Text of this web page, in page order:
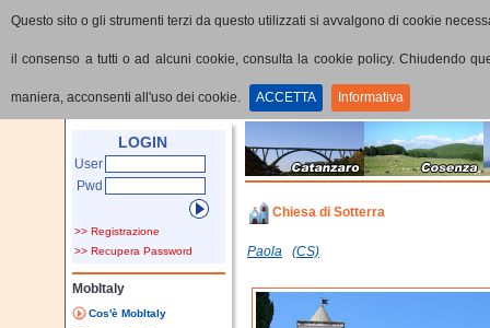
Questo sito o gli strumenti terzi da questo utilizzati si avvalgono di cookie
il consenso a tutti o ad alcuni cookie, consulta la cookie policy. Chiudendo
maniera, acconsenti all'uso dei cookie. ACCETTA Informativa
Dettaglio PoI
LOGIN
User
Pwd
>> Registrazione
>> Recupera Password
MobItaly
Cos'è MobItaly
Chiesa di Sotterra
Paola (CS)